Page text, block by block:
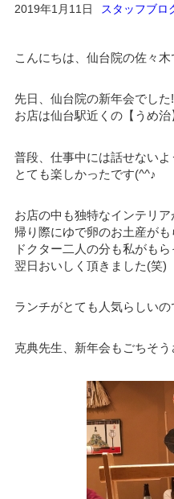
2019年1月11日 スタッフブロ
こんにちは、仙台院の佐々
先日、仙台院の新年会でした
お店は仙台駅近くの【うめ治
普段、仕事中には話せない
とても楽しかったです(^^♪
お店の中も独特なインテリア
帰り際にゆで卵のお土産がも
ドクター二人の分も私がも
翌日おいしく頂きました(笑)
ランチがとても人気らしい
克典先生、新年会もごちそ